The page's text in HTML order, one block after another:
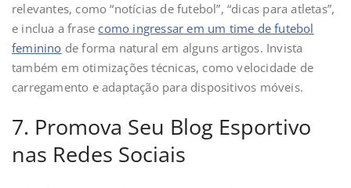
relevantes, como “notícias de futebol”, “dicas para atletas”,
e inclua a frasecomo ingressar em um time de futebol
feminino de forma natural em alguns artigos. Invista
também em otimizações técnicas, como velocidade de
carregamento e adaptação para dispositivos móveis.
7. Promova Seu Blog Esportivo
nas Redes Sociais